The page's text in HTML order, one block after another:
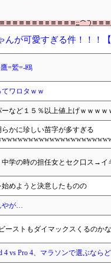
が可愛すぎる件！！！【
=鷲=-鴎
ワロタｗｗ
ーなど１５％以上値上げｗｗｗｗ
らかに珍しい苗字が多すぎる
中学の時の担任女とセク口ス→
めようと決意したものの
やが…
ーストもダイマックスくるのかな
4 vs Pro 4、マラソンで選ぶなら